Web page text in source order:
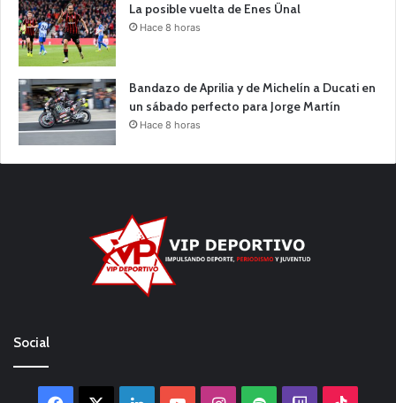
La posible vuelta de Enes Ünal
Hace 8 horas
Bandazo de Aprilia y de Michelín a Ducati en
un sábado perfecto para Jorge Martín
Hace 8 horas
Social